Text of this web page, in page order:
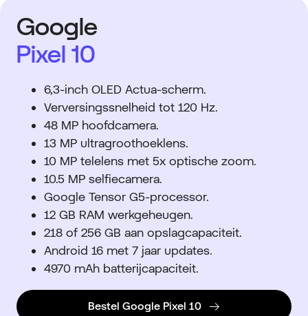
Google
Pixel 10
6,3-inch OLED Actua-scherm.
Verversingssnelheid tot 120 Hz.
48 MP hoofdcamera.
13 MP ultragroothoeklens.
10 MP telelens met 5x optische zoom.
10.5 MP selfiecamera.
Google Tensor G5-processor.
12 GB RAM werkgeheugen.
218 of 256 GB aan opslagcapaciteit.
Android 16 met 7 jaar updates.
4970 mAh batterijcapaciteit.
Bestel Google Pixel 10